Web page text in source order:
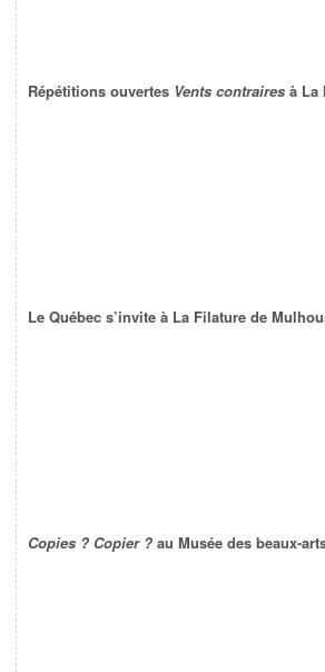
Répétitions ouvertes Vents contraires à La
Le Québec s’invite à La Filature de
Copies ? Copier ? au Musée des beaux-